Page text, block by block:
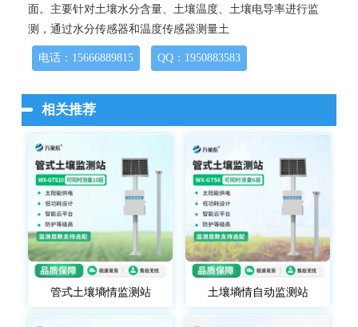
面。主要针对土壤水分含量、土壤温度、土壤电导率进行监
测，通过水分传感器和温度传感器测量土
电话：15666889815 QQ：1950883583
相关推荐
管式土壤墒情监测站 土壤墒情自动监测站